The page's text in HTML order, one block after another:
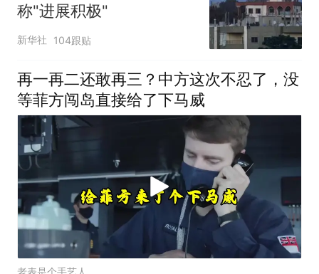
称"进展积极"
新华社 104跟贴
再一再二还敢再三？中方这次不忍了，没
等菲方闯岛直接给了下马威
老表是个手艺人